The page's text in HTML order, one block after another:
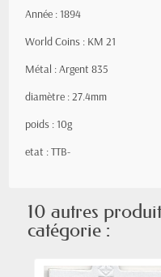
Année : 1894
World Coins : KM 21
Métal : Argent 835
diamètre : 27.4mm
poids : 10g
etat : TTB-
10 autres
catégorie :